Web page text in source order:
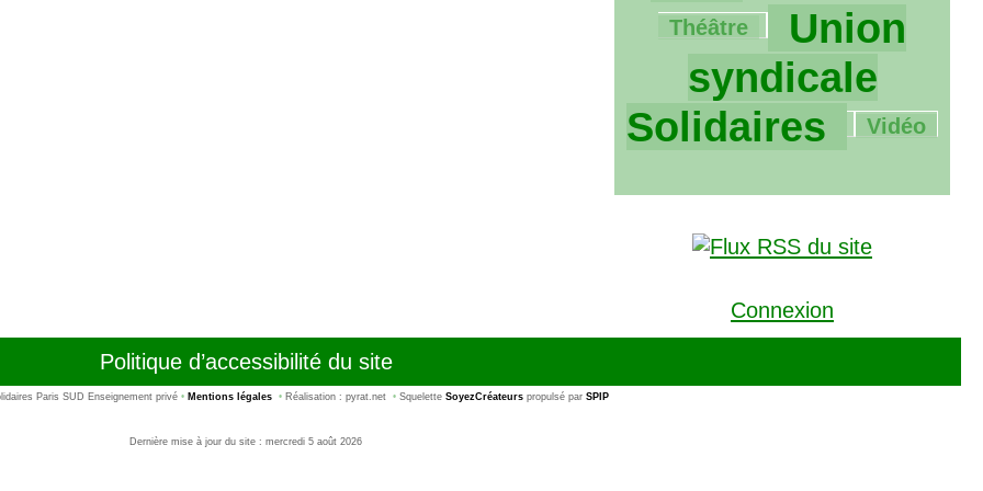
Théâtre
2011/2011
Union
syndicale
Solidaires
66/2011
Vidéo
Connexion
Politique d’accessibilité du site
Paris SUD Enseignement privé • Mentions légales • Réalisation : pyrat.net •Squelette SoyezCréateurspropulsé par SPIP
Dernière mise à jour du site : mercredi 5 août 2026